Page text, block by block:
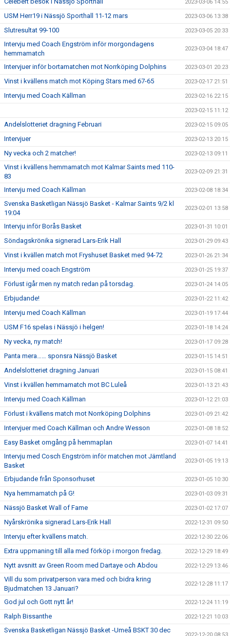
2023-03-06 14:55
USM Herr19 i Nässjö Sporthall 11-12 mars 2023-03-06 13:38
Slutresultat 99-100 2023-03-05 20:33
Intervju med Coach Engström inför morgondagens
hemmamatch
2023-03-04 18:47
Intervjuer inför bortamatchen mot Norrköping Dolphins 2023-03-01 20:23
Vinst i kvällens match mot Köping Stars med 67-65 2023-02-17 21:51
Intervju med Coach Källman 2023-02-16 22:15
2023-02-15 11:12
Andelslotteriet dragning Februari 2023-02-15 09:05
Intervjuer 2023-02-13 20:15
Ny vecka och 2 matcher! 2023-02-13 09:11
Vinst i kvällens hemmamatch mot Kalmar Saints med 110-
83
2023-02-09 21:31
Intervju med Coach Källman 2023-02-08 18:34
Svenska Basketligan Nässjö Basket - Kalmar Saints 9/2 kl
19:04
2023-02-01 13:58
Intervju inför Borås Basket 2023-01-31 10:01
Söndagskrönika signerad Lars-Erik Hall 2023-01-29 09:43
Vinst i kvällen match mot Fryshuset Basket med 94-72 2023-01-26 21:34
Intervju med coach Engström 2023-01-25 19:37
Förlust igår men ny match redan på torsdag. 2023-01-24 14:05
Erbjudande! 2023-01-22 11:42
Intervju med Coach Källman 2023-01-19 17:44
USM F16 spelas i Nässjö i helgen! 2023-01-18 14:24
Ny vecka, ny match! 2023-01-17 09:28
Panta mera…… sponsra Nässjö Basket 2023-01-15 14:51
Andelslotteriet dragning Januari 2023-01-15 08:41
Vinst i kvällen hemmamatch mot BC Luleå 2023-01-13 21:43
Intervju med Coach Källman 2023-01-12 21:03
Förlust i kvällens match mot Norrköping Dolphins 2023-01-09 21:42
Intervjuer med Coach Källman och Andre Wesson 2023-01-08 18:52
Easy Basket omgång på hemmaplan 2023-01-07 14:41
Intervju med Cosch Engström inför matchen mot Jämtland
Basket
2023-01-05 19:13
Erbjudande från Sponsorhuset 2023-01-05 10:30
Nya hemmamatch på G! 2023-01-03 09:31
Nässjö Basket Wall of Fame 2023-01-02 17:07
Nyårskrönika signerad Lars-Erik Hall 2022-12-31 09:50
Intervju efter kvällens match. 2022-12-30 22:06
Extra uppmaning till alla med förköp i morgon fredag. 2022-12-29 18:49
Nytt avsnitt av Green Room med Dartaye och Abdou 2022-12-29 13:46
Vill du som privatperson vara med och bidra kring
Bjudmatchen 13 Januari?
2022-12-28 11:17
God jul och Gott nytt år! 2022-12-24 11:19
Ralph Bissanthe 2022-12-21 10:03
Svenska Basketligan Nässjö Basket -Umeå BSKT 30 dec